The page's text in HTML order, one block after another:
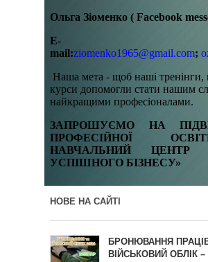
Ольга Зіоменко ( Facebook
E-
mail:ziomenko1965@gmail.com;
Наша мета - щоб наші тренінги,
курси допомогли стати нашим
найкращими професіоналами.
ЗАПРОШУЄМО НА
ПРОФЕСІЙНОЇ
НАВЧАЛЬНИЙ ЦЕНТР
УСПІШНОГО БІЗНЕСУ»
НОВЕ НА САЙТІ
БРОНЮВАННЯ
ВІЙСЬКОВИЙ ОБЛІК –